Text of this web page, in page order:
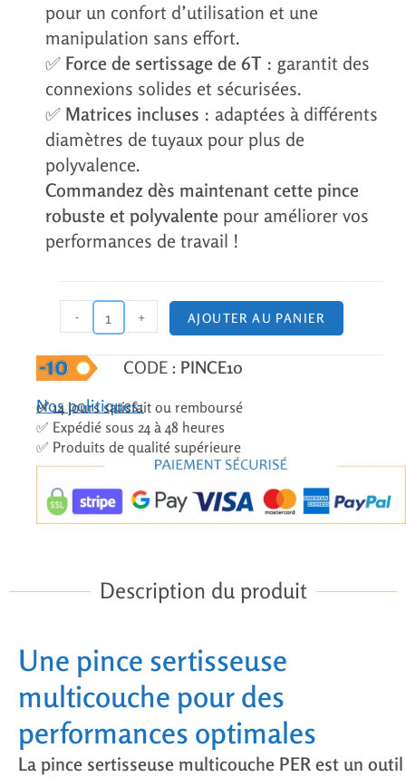
pour un confort d’utilisation et une
manipulation sans effort.
✅ Force de sertissage de 6T : garantit des
connexions solides et sécurisées.
✅ Matrices incluses : adaptées à différents
diamètres de tuyaux pour plus de
polyvalence.
Commandez dès maintenant cette pince
robuste et polyvalente pour améliorer vos
performances de travail !
- + AJOUTER AU PANIER
CODE : PINCE10
Nos politiques:
✅14 jours satisfait ou remboursé
✅ Expédié sous 24 à 48 heures
✅ Produits de qualité supérieure
Description du produit
Une pince sertisseuse
multicouche pour des
performances optimales
La pince sertisseuse multicouche PER est un outil